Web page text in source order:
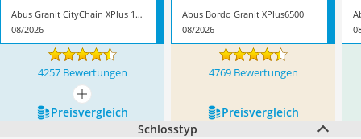
Abus Granit CityChain XPlus 1060
08/2026
Abus Bordo Granit XPlus6500
08/2026
4257 Bewertungen 4769 Bewertungen
mehr anzeigen
Preis­vergleich
Preis­vergleich
Schlosstyp